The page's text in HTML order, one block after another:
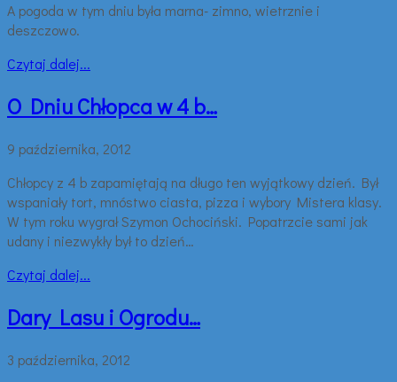
A pogoda w tym dniu była marna- zimno, wietrznie i
deszczowo.
Czytaj dalej...
O Dniu Chłopca w 4 b…
9 października, 2012
Chłopcy z 4 b zapamiętają na długo ten wyjątkowy dzień. Był
wspaniały tort, mnóstwo ciasta, pizza i wybory Mistera klasy.
W tym roku wygrał Szymon Ochociński. Popatrzcie sami jak
udany i niezwykły był to dzień…
Czytaj dalej...
Dary Lasu i Ogrodu…
3 października, 2012